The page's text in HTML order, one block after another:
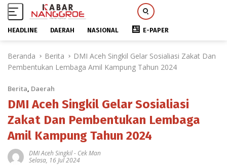
HEADLINE DAERAH NASIONAL E-PAPER
Beranda Berita
DMI Aceh Singkil Gelar Sosialiasi Zakat Dan
Pembentukan Lembaga Amil Kampung Tahun 2024
Berita, Daerah
DMI Aceh Singkil Gelar Sosialiasi
Zakat Dan Pembentukan Lembaga
Amil Kampung Tahun 2024
DMI Aceh Singkil- Cek Man
Selasa, 16 Jul 2024